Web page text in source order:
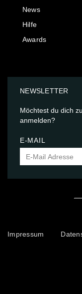
News
Hilfe
Awards
NEWSLETTER
Möchtest du dich
anmelden?
E-MAIL
Impressum